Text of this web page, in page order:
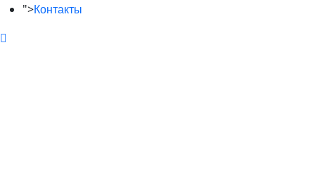
">Контакты